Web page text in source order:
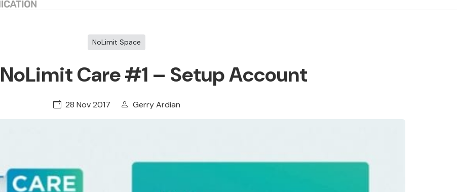
NoLimit Space
Care #1 – Setup Account
28 Nov 2017 Gerry Ardian